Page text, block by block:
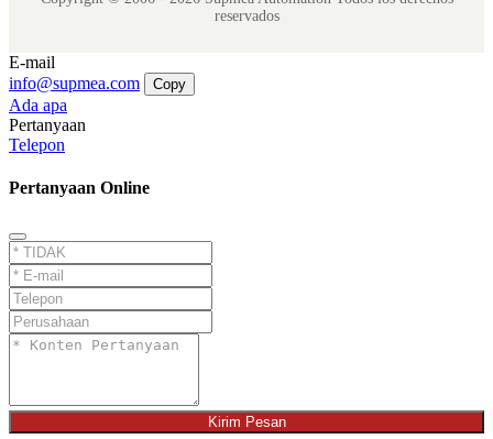
reservados
E-mail
info@supmea.com
Copy
Ada apa
Pertanyaan
Telepon
Pertanyaan Online
Kirim Pesan